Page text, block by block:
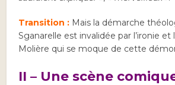
Transition : Mais la démarche
Sganarelle est invalidée par l’ironie
Molière qui se moque de cette
II – Une scène